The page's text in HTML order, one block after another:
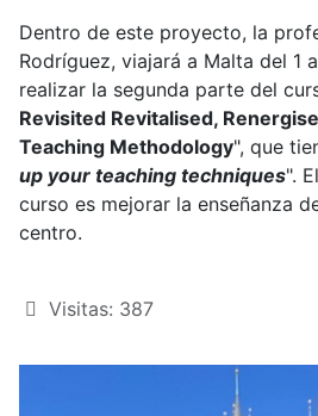
Dentro de este proyecto, la
Rodríguez, viajará a Malta del 1
realizar la segunda parte del
Revisited Revitalised,
Teaching Methodology", que
up your teaching techniques".
curso es mejorar la enseñanza
centro.
Visitas: 387